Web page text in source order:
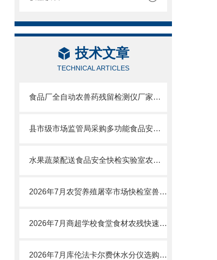
技术文章
TECHNICAL ARTICLES
食品厂全自动农兽药残留检测仪厂家品牌推荐及选型指南
县市级市场监管局采购多功能食品安全检测仪哪个品牌好？
水果蔬菜配送食品安全快检实验室农药残留检测仪器设备全套采购清单
2026年7月农贸养殖屠宰市场快检室兽药残留检测仪选购攻略：性价比厂家测评
2026年7月商超学校食堂食材农残快速检测设备怎么选？高性价比厂家测评
2026年7月库伦法卡尔费休水分仪选购攻略：权-威测评报告